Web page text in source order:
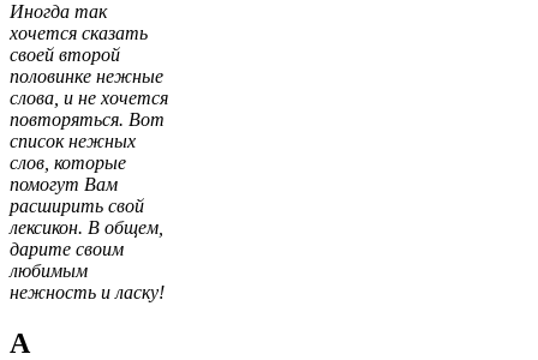
Иногда так
хочется сказать
своей второй
половинке нежные
слова, и не хочется
повторяться. Вот
список нежных
слов, которые
помогут Вам
расширить свой
лексикон. В общем,
дарите своим
любимым
нежность и ласку!
А